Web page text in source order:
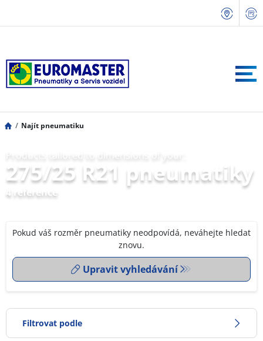
Najít pneumatiku
275/25 R21 pneumatiky
4 reference
Pokud váš rozměr pneumatiky neodpovídá, neváhejte hledat
znovu.
Upravit vyhledávání
Filtrovat podle